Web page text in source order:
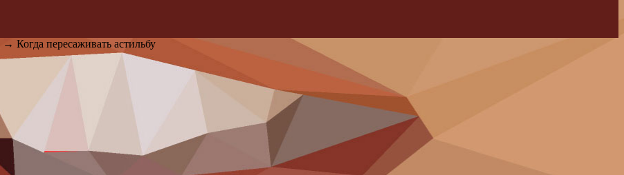
→ Когда пересаживать астильбу